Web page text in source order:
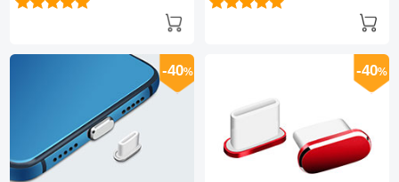
-40% -40%